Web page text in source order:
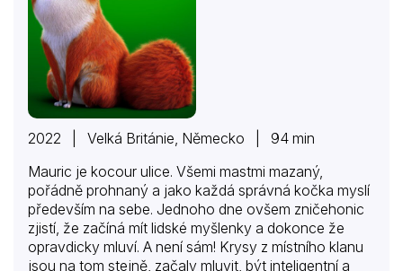
2022 | Velká Británie, Německo | 94 min
Mauric je kocour ulice. Všemi mastmi mazaný,
pořádně prohnaný a jako každá správná kočka myslí
především na sebe. Jednoho dne ovšem zničehonic
zjistí, že začíná mít lidské myšlenky a dokonce že
opravdicky mluví. A není sám! Krysy z místního klanu
jsou na tom stejně, začaly mluvit, být inteligentní a